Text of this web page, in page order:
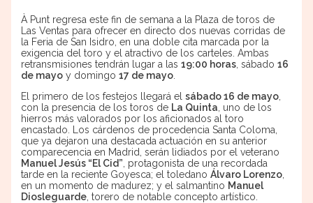
À Punt regresa este fin de semana a la Plaza de toros de
Las Ventas para ofrecer en directo dos nuevas corridas de
la Feria de San Isidro, en una doble cita marcada por la
exigencia del toro y el atractivo de los carteles. Ambas
retransmisiones tendrán lugar a las 19:00 horas, sábado 16
de mayoy domingo 17 de mayo.
El primero de los festejos llegará el sábado 16 de mayo,
con la presencia de los toros de La Quinta , uno de los
hierros más valorados por los aficionados al toro
encastado. Los cárdenos de procedencia Santa Coloma,
que ya dejaron una destacada actuación en su anterior
comparecencia en Madrid, serán lidiados por el veterano
Manuel Jesús “El Cid” , protagonista de una recordada
tarde en la reciente Goyesca; el toledano Álvaro Lorenzo,
en un momento de madurez; y el salmantino Manuel
Diosleguarde, torero de notable concepto artístico.